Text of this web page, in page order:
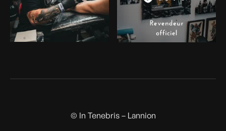
© In Tenebris – Lannion